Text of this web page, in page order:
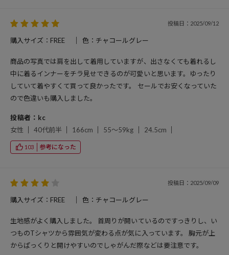
投稿日：2025/09/12
購入サイズ：FREE 色：チャコールグレー
商品の写真では肩を出して着用していますが、出さなくても着れるし
中に着るインナーをチラ見せできるのが可愛いと思います。ゆったり
していて着やすくて買って良かったです。 セールでお安くなっていた
ので色違いも購入しました。
投稿者：kc
女性
40代前半 166cm 55～59kg 24.5cm
103 参考になった
投稿日：2025/09/09
購入サイズ：FREE 色：チャコールグレー
生地感がよく購入しました。 首周りが開いているのですっきりし、い
つものTシャツから雰囲気が変わる点が気に入っています。 胸元が上
からぱっくりと開けやすいのでしゃがんだ際などは要注意です。